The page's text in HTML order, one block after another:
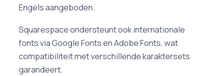
Engels aangeboden.
Squarespace ondersteunt ook internationale
fonts via Google Fonts en Adobe Fonts, wat
compatibiliteit met verschillende karaktersets
garandeert.